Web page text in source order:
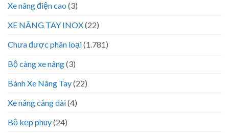
Xe nâng điện cao (3)
XE NÂNG TAY INOX(22)
Chưa được phân loại(1.781)
Bộ càng xe nâng(3)
Bánh Xe Nâng Tay(22)
Xe nâng càng dài(4)
Bộ kẹp phuy(24)